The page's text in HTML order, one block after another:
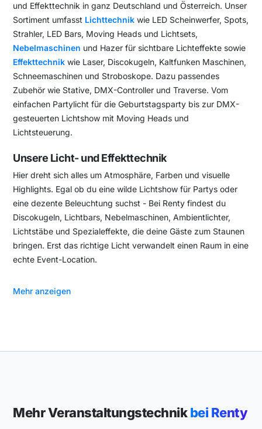
und Effekttechnik in ganz Deutschland und Österreich. Unser
Sortiment umfasst Lichttechnik wie LED Scheinwerfer, Spots,
Strahler, LED Bars, Moving Heads und Lichtsets,
Nebelmaschinen und Hazer für sichtbare Lichteffekte sowie
Effekttechnik wie Laser, Discokugeln, Kaltfunken Maschinen,
Schneemaschinen und Stroboskope. Dazu passendes
Zubehör wie Stative, DMX-Controller und Traverse. Vom
einfachen Partylicht für die Geburtstagsparty bis zur DMX-
gesteuerten Lichtshow mit Moving Heads und
Lichtsteuerung.
Unsere Licht- und Effekttechnik
Hier dreht sich alles um Atmosphäre, Farben und visuelle
Highlights. Egal ob du eine wilde Lichtshow für Partys oder
eine dezente Beleuchtung suchst - Bei Renty findest du
Discokugeln, Lichtbars, Nebelmaschinen, Ambientlichter,
Lichtstäbe und Spezialeffekte, die deine Gäste zum Staunen
bringen. Erst das richtige Licht verwandelt einen Raum in eine
echte Event-Location.
Mehr anzeigen
Mehr Veranstaltungstechnikbei Renty